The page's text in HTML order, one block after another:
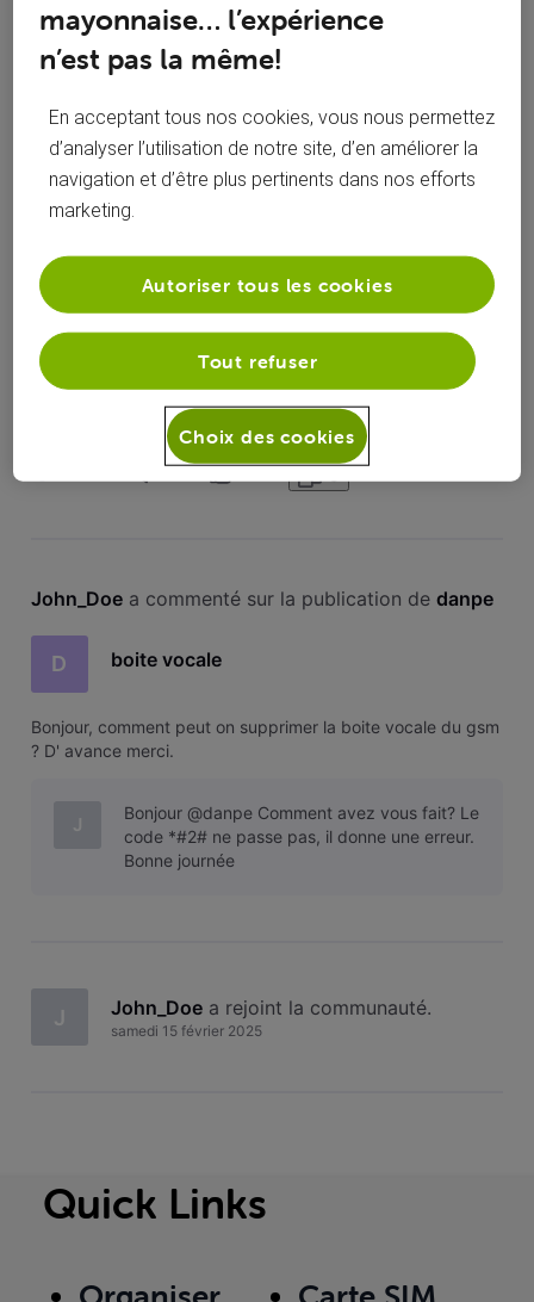
Solutions acceptées
Toutesles activités
Selected
Toutesles
activités
John_Doe
D boite vocale
Bonjour, comment peut on supprimer la boite vocale du gsm
? D' avance merci.
8 0 5
John_Doe a commenté sur la publication de danpe
D boite vocale
Bonjour, comment peut on supprimer la boite vocale du gsm
? D' avance merci.
J
Bonjour @danpe Comment avez vous fait? Le
code *#2# ne passe pas, il donne une erreur.
Bonne journée
J John_Doe a rejoint la communauté.
samedi 15 février 2025
Quick Links
mayonnaise… l’expérience
n’est pas la même!
En acceptant tous nos cookies, vous nous permettez
d’analyser l’utilisation de notre site, d’en améliorer la
navigation et d’être plus pertinents dans nos efforts
marketing.
Tout refuser
Autoriser tous les cookies
Choix des cookies